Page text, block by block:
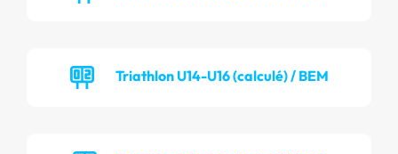
Triathlon U14-U16 (calculé) / BEM